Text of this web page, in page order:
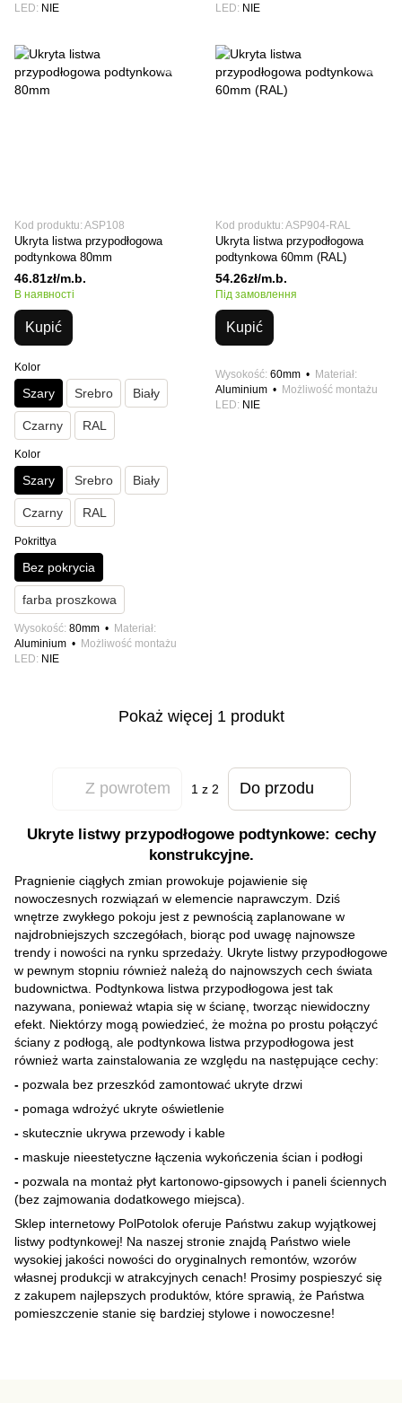
Ukryte listwy przypodłogowe podtynkowe: cechy
konstrukcyjne.
Pragnienie ciągłych zmian prowokuje pojawienie się
nowoczesnych rozwiązań w elemencie naprawczym. Dziś
wnętrze zwykłego pokoju jest z pewnością zaplanowane w
najdrobniejszych szczegółach, biorąc pod uwagę najnowsze
trendy i nowości na rynku sprzedaży. Ukryte listwy przypodłogowe
w pewnym stopniu również należą do najnowszych cech świata
budownictwa. Podtynkowa listwa przypodłogowa jest tak
nazywana, ponieważ wtapia się w ścianę, tworząc niewidoczny
efekt. Niektórzy mogą powiedzieć, że można po prostu połączyć
ściany z podłogą, ale podtynkowa listwa przypodłogowa jest
również warta zainstalowania ze względu na następujące cechy:
- pozwala bez przeszkód zamontować ukryte drzwi
- pomaga wdrożyć ukryte oświetlenie
- skutecznie ukrywa przewody i kable
- maskuje nieestetyczne łączenia wykończenia ścian i podłogi
- pozwala na montaż płyt kartonowo-gipsowych i paneli ściennych
(bez zajmowania dodatkowego miejsca).
Sklep internetowy PolPotolok oferuje Państwu zakup wyjątkowej
listwy podtynkowej! Na naszej stronie znajdą Państwo wiele
wysokiej jakości nowości do oryginalnych remontów, wzorów
własnej produkcji w atrakcyjnych cenach! Prosimy pospieszyć się
z zakupem najlepszych produktów, które sprawią, że Państwa
pomieszczenie stanie się bardziej stylowe i nowoczesne!
LED NIE
LED NIE
Kod produktu: ASP108
Ukryta listwa przypodłogowa
podtynkowa 80mm
46.81zł/m.b.
В наявності
Kupić
Kolor
Szary Srebro Biały
Czarny RAL
Kolor
Szary Srebro Biały
Czarny RAL
Pokrittya
Bez pokrycia
farba proszkowa
Wysokość 80mm
Materiał
Aluminium
Możliwość montażu
LED NIE
Kod produktu: ASP904-RAL
Ukryta listwa przypodłogowa
podtynkowa 60mm (RAL)
54.26zł/m.b.
Під замовлення
Kupić
Wysokość 60mm
Materiał
Aluminium
Możliwość montażu
LED NIE
Pokaż więcej 1 produkt
Z powrotem 1 z 2 Do przodu